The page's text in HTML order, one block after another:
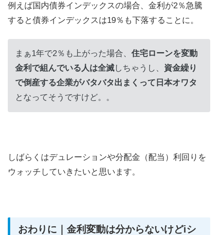
例えば国内債券インデックスの場合、金利が2％急騰
すると債券インデックスは19％も下落することに。
まぁ1年で2％も上がった場合、 住宅ローンを変動
金利で組んでいる人は全滅しちゃうし、 資金繰り
で倒産する企業がバタバタ出まくって日本オワタ
となってそうですけど。。
しばらくはデュレーションや分配金（配当）利回りを
ウォッチしていきたいと思います。
おわりに｜金利変動は分からないけどiシ